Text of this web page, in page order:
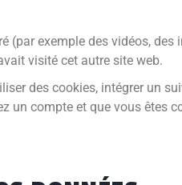
exemple des vidéos,
visité cet autre site web.
des cookies, intégrer un
un compte et que vous êtes